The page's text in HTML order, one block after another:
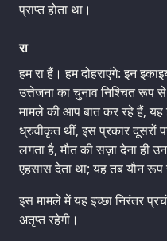
प्राप्त होता था।
रा
हम रा हैं। हम दोहराएंगे: इन
उत्तेजना का चुनाव निश्चित रूप
मामले की आप बात कर रहे हैं, यह
ध्रुवीकृत थीं, इस प्रकार दूसरों
लगता है, मौत की सज़ा देना ही
एहसास देता था; यह तब यौन
इस मामले में यह इच्छा निरंतर
अतृप्त रहेगी।